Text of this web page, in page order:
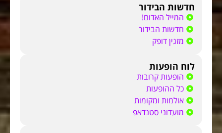
חדשות הבידור
המייל האדום!
חדשות הבידור
מזגין דופק
לוח הופעות
הופעות קרובות
כל ההופעות
אולמות ומקומות
מועדוני סטנדאפ